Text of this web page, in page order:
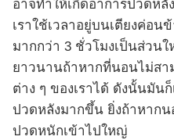
อาจทำให้เกิดอาการปวดหลั
เราใช้เวลาอยู่บนเตียงค่อน
มากกว่า 3 ชั่วโมงเป็นส่วน
ยาวนานถ้าหากที่นอนไม่สา
ต่าง ๆ ของเราได้ ดังนั้นมัน
ปวดหลังมากขึ้น ยิ่งถ้าหาก
ปวดหนักเข้าไปใหญ่